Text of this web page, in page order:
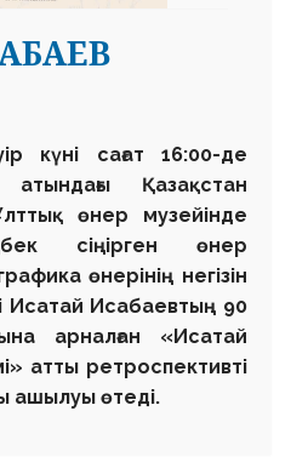
күні сағат 16:00-де
Қазақстан
өнер музейінде
сіңірген өнер
өнерінің негізін
Исатай Исабаевтың 90
арналған «Исатай
атты ретроспективті
ашылуы өтеді.